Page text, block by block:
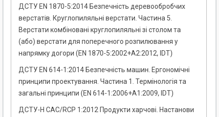
ДСТУ EN 1870-5:2014 Безпечність деревообробчих
верстатів. Круглопиляльні верстати. Частина 5.
Верстати комбіновані круглопиляльні зі столом та
(або) верстати для поперечного розпилювання у
напрямку догори (EN 1870-5:2002+A2:2012, IDT)
ДСТУ EN 614-1:2014 Безпечність машин. Ергономічні
принципи проектування. Частина 1. Термінологія та
загальні принципи (EN 614-1:2006+A1:2009, IDT)
ДСТУ-Н CAC/RCP 1:2012 Продукти харчові. Настанови